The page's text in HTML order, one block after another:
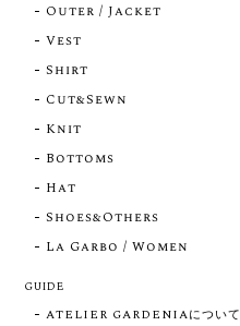
Outer / Jacket
Vest
Shirt
Cut&Sewn
Knit
Bottoms
Hat
Shoes&Others
La Garbo / Women
GUIDE
ATELIER GARDENIAについて